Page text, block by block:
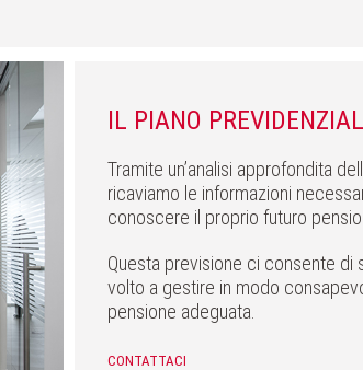
IL PIANO
Tramite un’analisi approfondita
ricaviamo le informazioni
conoscere il proprio futuro
Questa previsione ci consente di
volto a gestire in modo
pensione adeguata.
CONTATTACI